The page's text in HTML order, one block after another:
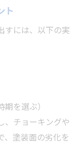
による資産価
理コストの増
たらすトラブ
ト
すには、以下の実
を選ぶ）
、チョーキングや
、塗装面の劣化を